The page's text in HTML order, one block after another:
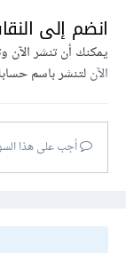
انضم إلى
يمكنك أن تنشر الآن
الآنلتنشر باسم
أجب على هذا